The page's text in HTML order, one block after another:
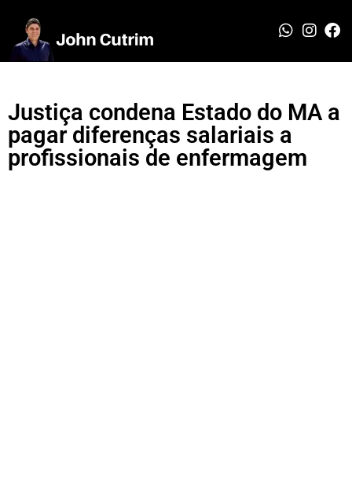
Justiça condena Estado do MA a
pagar diferenças salariais a
profissionais de enfermagem